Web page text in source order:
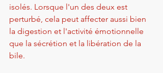
isolés. Lorsque l'un des deux est
perturbé, cela peut affecter aussi bien
la digestion et l'activité émotionnelle
que la sécrétion et la libération de la
bile.